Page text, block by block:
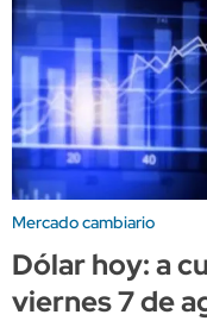
Mercado cambiario
Dólar hoy: a
viernes 7 de